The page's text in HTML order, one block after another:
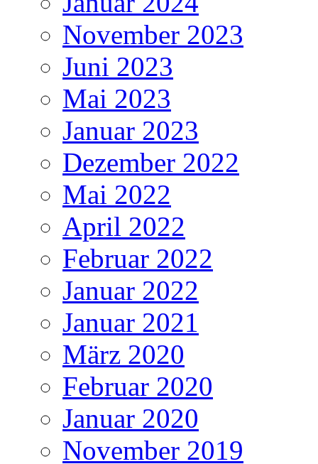
November 2023
Juni 2023
Mai 2023
Januar 2023
Dezember 2022
Mai 2022
April 2022
Februar 2022
Januar 2022
Januar 2021
März 2020
Februar 2020
Januar 2020
November 2019